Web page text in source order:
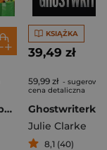
Niespotykanie spokojne ciało. Malwina i Eliza na tropie
KSIĄŻKA
39,49 zł
59,99 zł -
cena detaliczna
Ghostwriterka
Julie Clarke
8,1 (40)